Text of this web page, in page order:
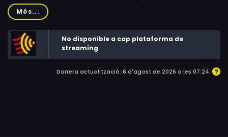
salvar un elefant mascle de 35 anys de captiveri. El
Kaavan, conegut com l’elefant més solitari del món, ha
viscut durant tres dècades al zoo de Marghazar, a
Islamabad.
Més...
No disponible a cap plataforma de
streaming
Darrera actualització: 6 d'agost de 2026 a les 07:24